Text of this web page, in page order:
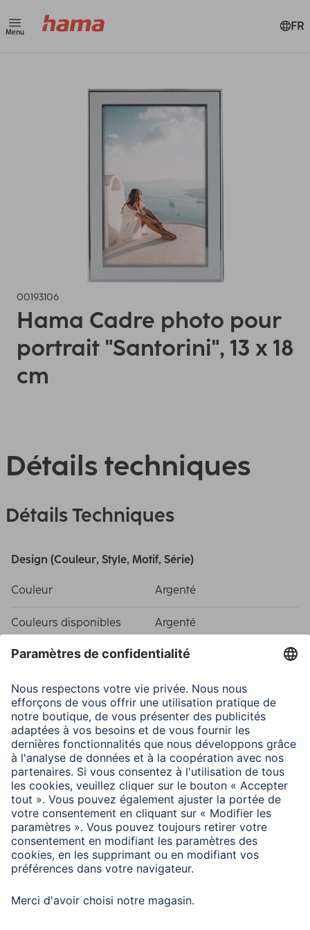
Menu FR
00193106
Hama Cadre photo pour
portrait "Santorini", 13 x 18
cm
Détails techniques
Détails Techniques
Design (Couleur, Style, Motif, Série)
Couleur Argenté
Couleurs disponibles Argenté
Ligne Santorini
View Cutout WxD 11,3x16,3 cm
Caractéristiques techniques
Matière Aluminium
Nombre d'images 1
Type de cadre Portrait